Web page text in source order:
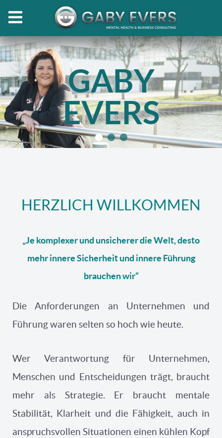
GABY
EVERS
HERZLICH WILLKOMMEN
„Je komplexer und unsicherer die Welt, desto
mehr innere Sicherheit und innere Führung
brauchen wir“
Die Anforderungen an Unternehmen und
Führung waren selten so hoch wie heute.
Wer Verantwortung für Unternehmen,
Menschen und Entscheidungen trägt, braucht
mehr als Strategie. Er braucht mentale
Stabilität, Klarheit und die Fähigkeit, auch in
anspruchsvollen Situationen einen kühlen Kopf